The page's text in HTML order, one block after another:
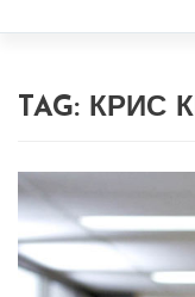
TAG: КРИС